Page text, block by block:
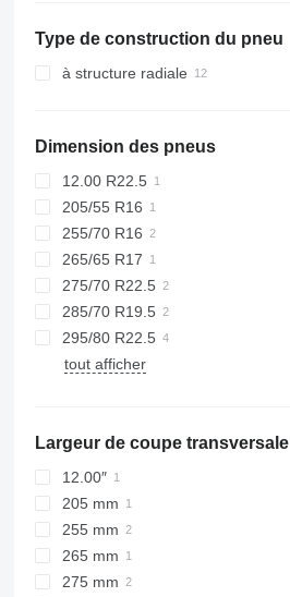
Vito Belgique
Pologne
Type de construction du pneu
à structure radiale
Dimension des pneus
12.00 R22.5
205/55 R16
255/70 R16
265/65 R17
275/70 R22.5
285/70 R19.5
295/80 R22.5
tout afficher
Largeur de coupe transversale
12.00″
205 mm
255 mm
265 mm
275 mm